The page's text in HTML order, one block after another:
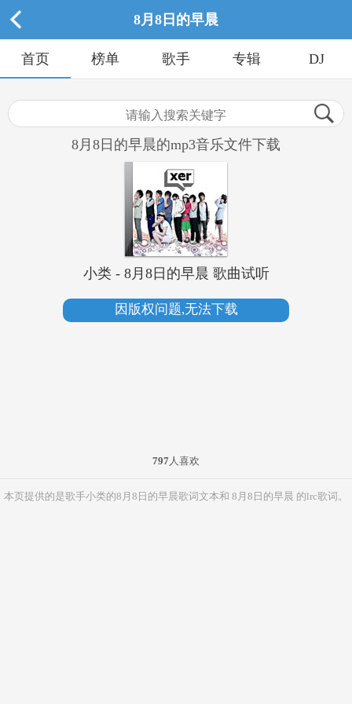
8月8日的早晨
首页 榜单 歌手 专辑 DJ
8月8日的早晨的mp3音乐文件下载
小类 - 8月8日的早晨 歌曲试听
因版权问题,无法下载
797 人喜欢
本页提供的是歌手小类的8月8日的早晨歌词文本和 8月8日的早晨 的lrc歌词。